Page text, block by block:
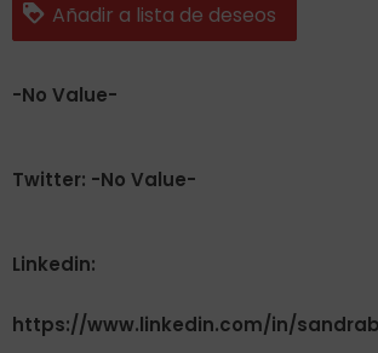
Añadir a lista de deseos
-No Value-
Twitter: -No Value-
Linkedin:
https://www.linkedin.com/in/